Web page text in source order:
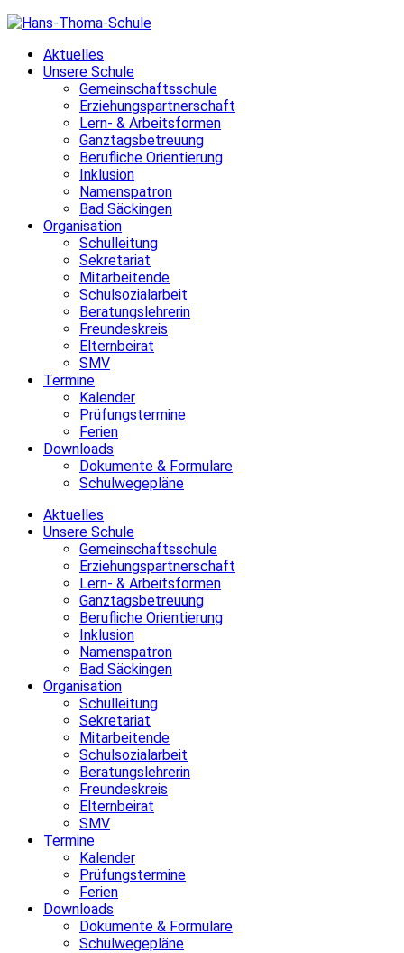
Skip
contentAktuelles
Unsere Schule
Gemeinschaftsschule
Erziehungspartnerschaft
Lern- & Arbeitsformen
Ganztagsbetreuung
Berufliche Orientierung
Inklusion
Namenspatron
Bad Säckingen
Organisation
Schulleitung
Sekretariat
Mitarbeitende
Schulsozialarbeit
Beratungslehrerin
Freundeskreis
Elternbeirat
SMV
Termine
Kalender
Prüfungstermine
Ferien
Downloads
Dokumente & Formulare
Schulwegepläne
Aktuelles
Unsere Schule
Gemeinschaftsschule
Erziehungspartnerschaft
Lern- & Arbeitsformen
Ganztagsbetreuung
Berufliche Orientierung
Inklusion
Namenspatron
Bad Säckingen
Organisation
Schulleitung
Sekretariat
Mitarbeitende
Schulsozialarbeit
Beratungslehrerin
Freundeskreis
Elternbeirat
SMV
Termine
Kalender
Prüfungstermine
Ferien
Downloads
Dokumente & Formulare
Schulwegepläne